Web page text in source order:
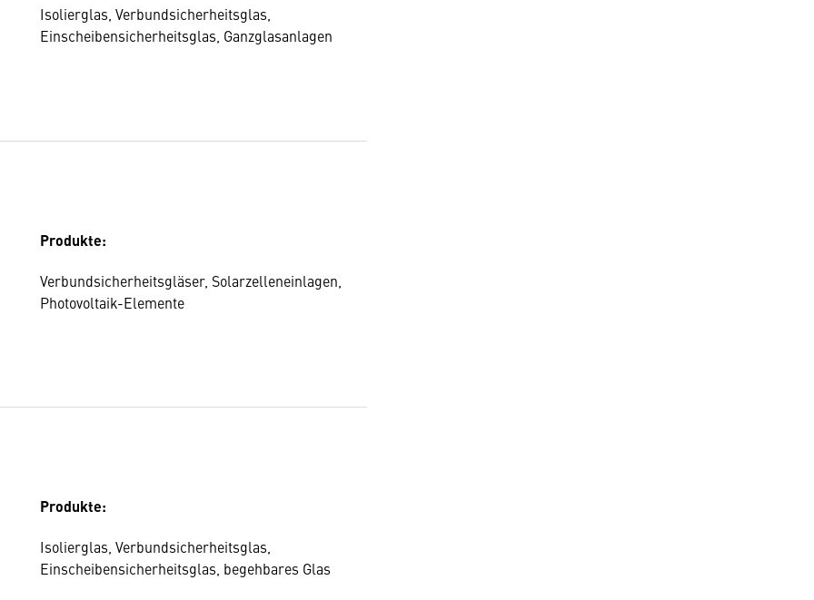
Isolierglas, Verbundsicherheitsglas,
Einscheibensicherheitsglas, Ganzglasanlagen
Produkte:
Verbundsicherheitsgläser, Solarzelleneinlagen,
Photovoltaik-Elemente
Produkte:
Isolierglas, Verbundsicherheitsglas,
Einscheibensicherheitsglas, begehbares Glas